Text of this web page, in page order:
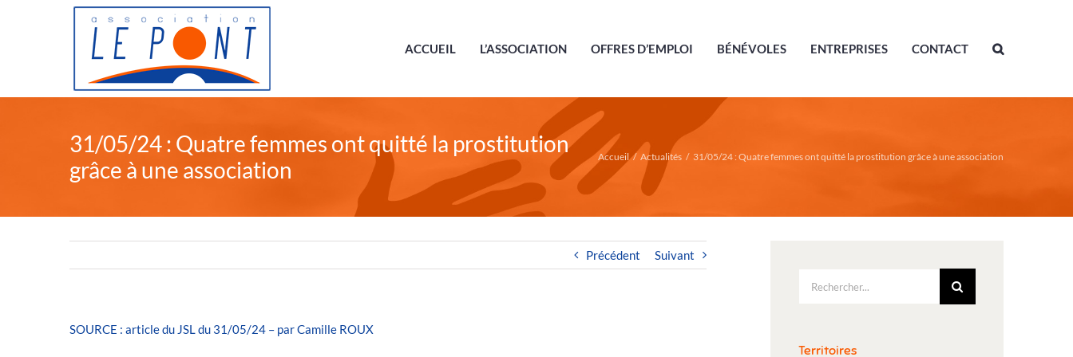
ACCUEIL L’ASSOCIATION OFFRES D’EMPLOI BÉNÉVOLES ENTREPRISES CONTACT
31/05/24 : Quatre femmes ont quitté la prostitution
grâce à une association
Accueil / Actualités / 31/05/24 : Quatre femmes ont quitté la prostitution grâce à une association
Précédent Suivant
SOURCE : article du JSL du 31/05/24 – par Camille ROUX
Rechercher:
Territoires